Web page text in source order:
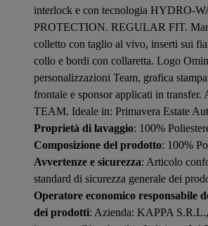
interlock e con tecnologia HYDRO-
PROTECTION. REGULAR FIT.
colletto con taglio al vivo, inserti sui
collo e bordi con collaretta. Logo
personalizzazioni Team, grafica
frontale e sponsor applicati in transfer.
TEAM. Ideale in: Primavera Estate
Proprietà di lavaggio: 100%
Composizione del prodotto: 100%
Avvertenze e sicurezza: Articolo
standard di sicurezza generale dei
Operatore economico responsabile
dei prodotti: Azienda: KAPPA